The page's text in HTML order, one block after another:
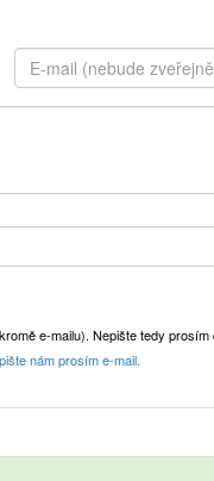
e-mailu). Nepište tedy prosím
nám prosím e-mail.